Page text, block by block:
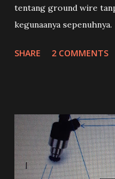
tentang ground wire
kegunaanya sepenuhnya.
SHARE 2 COMMENTS